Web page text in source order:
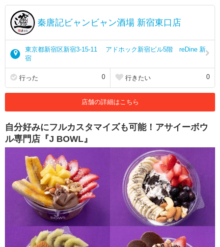
秦唐記ビャンビャン酒場 新宿東口店
東京都新宿区新宿3-15-11 アドホック新宿ビル5階 reDine 新
宿
行った 0 行きたい 0
店舗の詳細はこちら
自分好みにフルカスタマイズも可能！アサイーボウ
ル専門店『J BOWL』